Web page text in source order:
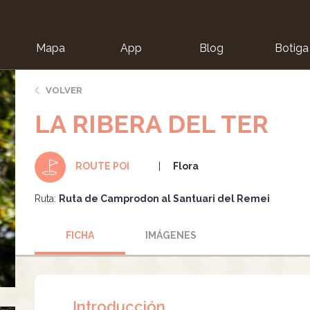
Mapa App Blog Botiga
VOLVER
LA RIBERA DEL TER
ROUTE POI Flora
Ruta: Ruta de Camprodon al Santuari del Remei
FICHA IMÁGENES